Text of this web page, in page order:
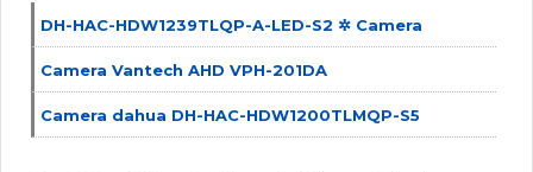
DH-HAC-HDW1239TLQP-A-LED-S2 ✲ Camera
Camera Vantech AHD VPH-201DA
Camera dahua DH-HAC-HDW1200TLMQP-S5